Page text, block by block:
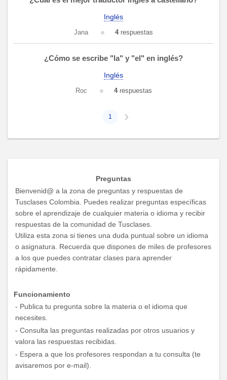
Inglés
Jana 4respuestas
¿Cómo se escribe "la" y "el" en inglés?
Inglés
Roc 4respuestas
1
Preguntas
Bienvenid@ a la zona de preguntas y respuestas de
Tusclases Colombia. Puedes realizar preguntas específicas
sobre el aprendizaje de cualquier materia o idioma y recibir
respuestas de la comunidad de Tusclases.
Utiliza esta zona si tienes una duda puntual sobre un idioma
o asignatura. Recuerda que dispones de miles de profesores
a los que puedes contratar clases para aprender
rápidamente.
Funcionamiento
- Publica tu pregunta sobre la materia o el idioma que
necesites.
- Consulta las preguntas realizadas por otros usuarios y
valora las respuestas recibidas.
- Espera a que los profesores respondan a tu consulta (te
avisaremos por e-mail).